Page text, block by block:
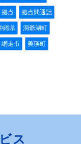
拠点 拠点間通話
縄県 洞爺湖町
網走市 美瑛町
ス